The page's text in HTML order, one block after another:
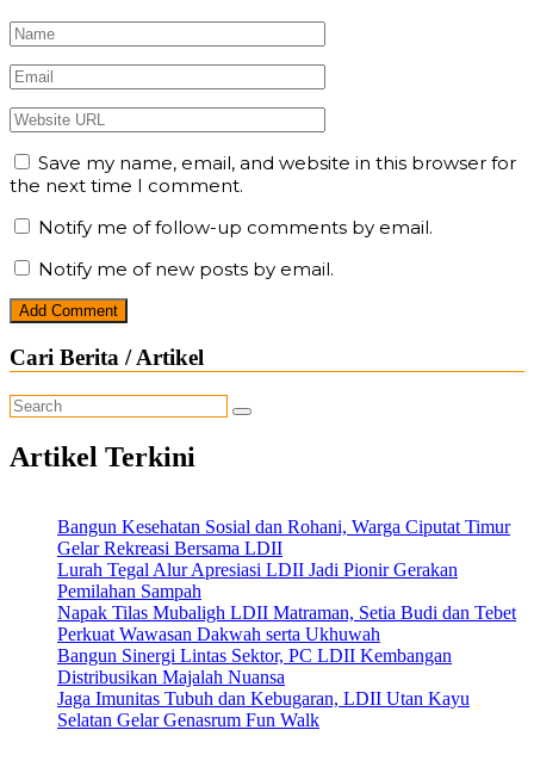
Save my name, email, and website in this browser for
the next time I comment.
Notify me of follow-up comments by email.
Notify me of new posts by email.
Cari Berita / Artikel
Artikel Terkini
Bangun Kesehatan Sosial dan Rohani, Warga Ciputat Timur
Gelar Rekreasi Bersama LDII
Lurah Tegal Alur Apresiasi LDII Jadi Pionir Gerakan
Pemilahan Sampah
Napak Tilas Mubaligh LDII Matraman, Setia Budi dan Tebet
Perkuat Wawasan Dakwah serta Ukhuwah
Bangun Sinergi Lintas Sektor, PC LDII Kembangan
Distribusikan Majalah Nuansa
Jaga Imunitas Tubuh dan Kebugaran, LDII Utan Kayu
Selatan Gelar Genasrum Fun Walk